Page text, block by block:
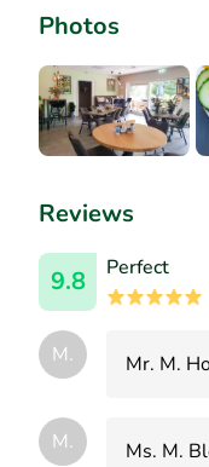
Photos
Reviews
9.8
Perfect
M. Mr. M.
M.
Ms. M.